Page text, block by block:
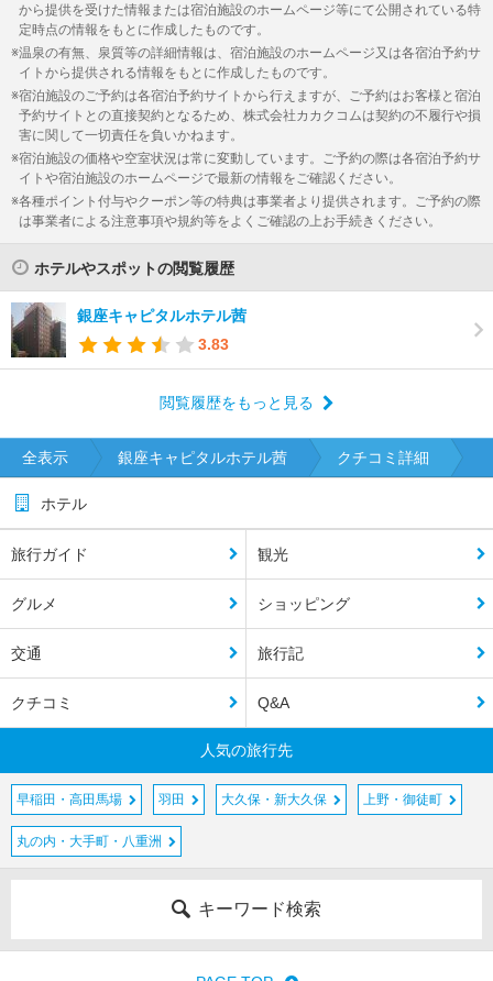
から提供を受けた情報または宿泊施設のホームページ等にて公開されている特
定時点の情報をもとに作成したものです。
温泉の有無、泉質等の詳細情報は、宿泊施設のホームページ又は各宿泊予約サ
イトから提供される情報をもとに作成したものです。
宿泊施設のご予約は各宿泊予約サイトから行えますが、ご予約はお客様と宿泊
予約サイトとの直接契約となるため、株式会社カカクコムは契約の不履行や損
害に関して一切責任を負いかねます。
宿泊施設の価格や空室状況は常に変動しています。ご予約の際は各宿泊予約サ
イトや宿泊施設のホームページで最新の情報をご確認ください。
各種ポイント付与やクーポン等の特典は事業者より提供されます。ご予約の際
は事業者による注意事項や規約等をよくご確認の上お手続きください。
ホテルやスポットの閲覧履歴
銀座キャピタルホテル茜
3.83
閲覧履歴をもっと見る
全表示 銀座キャピタルホテル茜 クチコミ詳細
ホテル
旅行ガイド 観光
グルメ ショッピング
交通 旅行記
クチコミ Q&A
人気の旅行先
早稲田・高田馬場 羽田 大久保・新大久保 上野・御徒町
丸の内・大手町・八重洲
キーワード検索